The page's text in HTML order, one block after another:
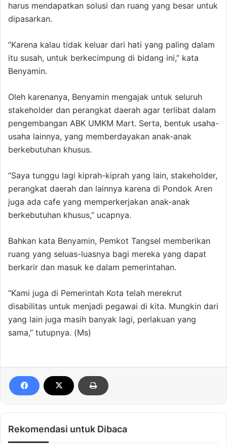
harus mendapatkan solusi dan ruang yang besar untuk
dipasarkan.
“Karena kalau tidak keluar dari hati yang paling dalam
itu susah, untuk berkecimpung di bidang ini,” kata
Benyamin.
Oleh karenanya, Benyamin mengajak untuk seluruh
stakeholder dan perangkat daerah agar terlibat dalam
pengembangan ABK UMKM Mart. Serta, bentuk usaha-
usaha lainnya, yang memberdayakan anak-anak
berkebutuhan khusus.
“Saya tunggu lagi kiprah-kiprah yang lain, stakeholder,
perangkat daerah dan lainnya karena di Pondok Aren
juga ada cafe yang memperkerjakan anak-anak
berkebutuhan khusus,” ucapnya.
Bahkan kata Benyamin, Pemkot Tangsel memberikan
ruang yang seluas-luasnya bagi mereka yang dapat
berkarir dan masuk ke dalam pemerintahan.
“Kami juga di Pemerintah Kota telah merekrut
disabilitas untuk menjadi pegawai di kita. Mungkin dari
yang lain juga masih banyak lagi, perlakuan yang
sama,” tutupnya. (Ms)
Rekomendasi untuk Dibaca